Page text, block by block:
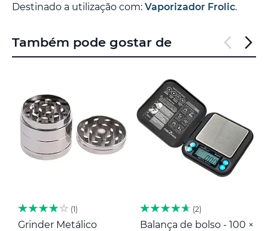
Destinado a utilização com: Vaporizador Frolic.
Também pode gostar de
1
Grinder Metálico
2
Balança de bolso - 100 ×